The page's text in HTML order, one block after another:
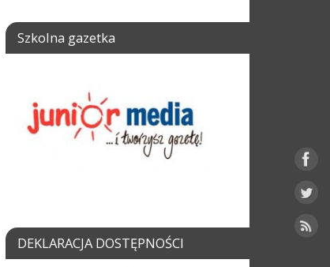
Szkolna gazetka
DEKLARACJA DOSTĘPNOŚCI